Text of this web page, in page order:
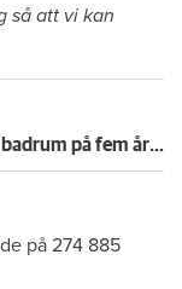
så att vi kan
Anmälde inte vattenskadat badrum på fem år – krävs på 125 000 kronor
på 274 885